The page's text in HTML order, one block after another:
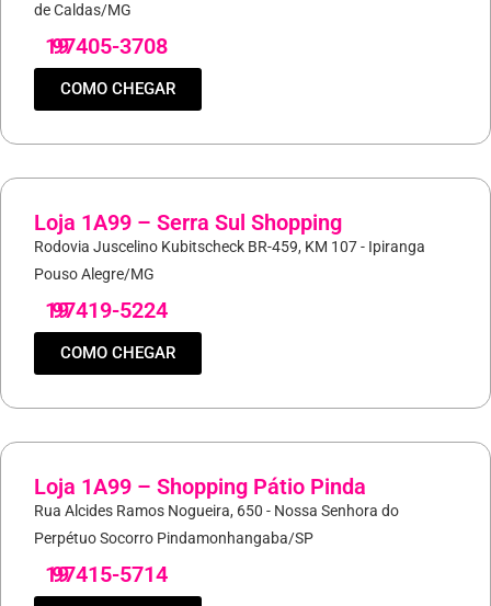
de Caldas/MG
19
97405-3708
COMO CHEGAR
Loja 1A99 – Serra Sul Shopping
Rodovia Juscelino Kubitscheck BR-459, KM 107 - Ipiranga
Pouso Alegre/MG
19
97419-5224
COMO CHEGAR
Loja 1A99 – Shopping Pátio Pinda
Rua Alcides Ramos Nogueira, 650 - Nossa Senhora do
Perpétuo Socorro Pindamonhangaba/SP
19
97415-5714